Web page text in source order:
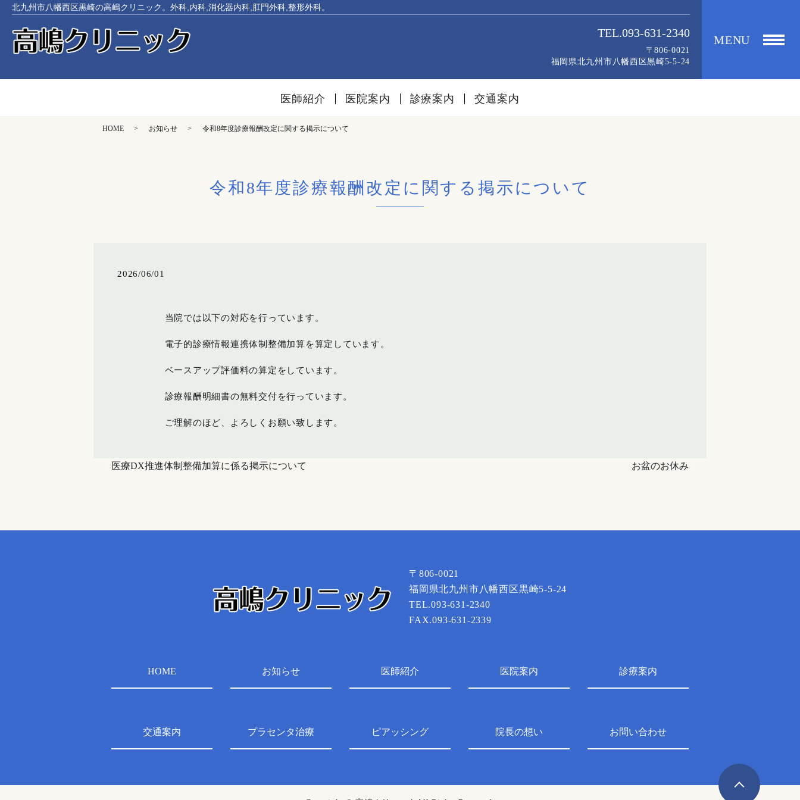
北九州市八幡西区黒崎の高嶋クリニック。外科,内科,消化器内科,肛門外科,整形外科。
TEL.093-631-2340
〒806-0021
福岡県北九州市八幡西区黒崎5-5-24
MENU
医師紹介 医院案内 診療案内 交通案内
HOME お知らせ 令和8年度診療報酬改定に関する掲示について
令和8年度診療報酬改定に関する掲示について
2026/06/01
当院では以下の対応を行っています。
電子的診療情報連携体制整備加算を算定しています。
ベースアップ評価料の算定をしています。
診療報酬明細書の無料交付を行っています。
ご理解のほど、よろしくお願い致します。
医療DX推進体制整備加算に係る掲示について お盆のお休み
〒806-0021
福岡県北九州市八幡西区黒崎5-5-24
TEL.093-631-2340
FAX.093-631-2339
HOME お知らせ 医師紹介 医院案内 診療案内
交通案内 プラセンタ治療 ピアッシング 院長の想い お問い合わせ